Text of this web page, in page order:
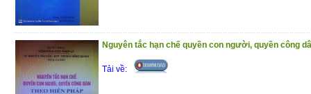
Nguyên tắc hạn chế quyền con người, quyền công
Tải về: